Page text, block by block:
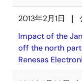
2013年2月1日
Impact of the
off the north
Renesas